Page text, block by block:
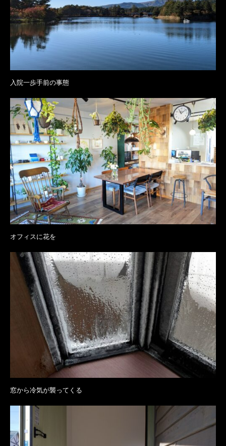
入院一歩手前の事態
オフィスに花を
窓から冷気が襲ってくる